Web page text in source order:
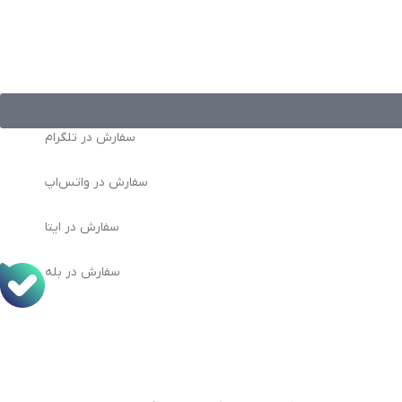
سفارش در تلگرام
سفارش در واتس‌اپ
سفارش در ایتا
سفارش در بله